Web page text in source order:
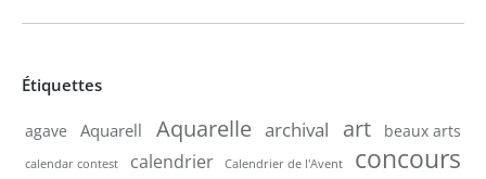
Étiquettes
agave Aquarell Aquarelle archival art beaux arts
calendar contest calendrier Calendrier de l'Avent concours